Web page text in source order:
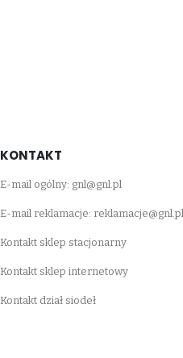
KONTAKT
E-mail ogólny: gnl@gnl.pl
E-mail reklamacje: reklamacje@gnl.pl
Kontakt sklep stacjonarny
Kontakt sklep internetowy
Kontakt dział siodeł